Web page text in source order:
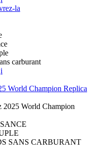
la
carburant
i
World Champion Replica
2025 World Champion
SANS CARBURANT